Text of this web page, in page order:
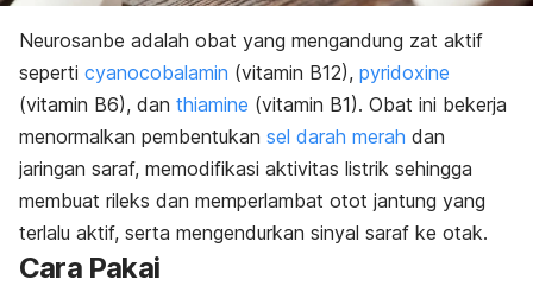
Neurosanbe adalah obat yang mengandung zat aktif
seperti cyanocobalamin (vitamin B12), pyridoxine
(vitamin B6), dan thiamine (vitamin B1). Obat ini bekerja
menormalkan pembentukan sel darah merah dan
jaringan saraf, memodifikasi aktivitas listrik sehingga
membuat rileks dan memperlambat otot jantung yang
terlalu aktif, serta mengendurkan sinyal saraf ke otak.
Cara Pakai